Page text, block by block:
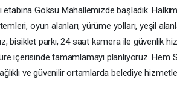
Göksu Mahallemizde başladık.
oyun alanları, yürüme yolları, yeşil
bisiklet parkı, 24 saat kamera ile güvenlik
içerisinde tamamlamayı planlıyoruz. Hem
ve güvenilir ortamlarda belediye